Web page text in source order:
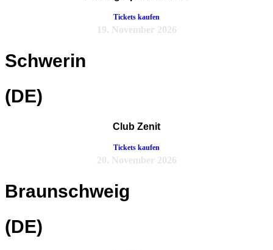
Tickets kaufen
19. November 2026
Schwerin
(DE)
Club Zenit
Tickets kaufen
20. November 2026
Braunschweig
(DE)